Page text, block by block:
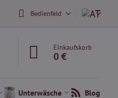
Bedienfeld
Einkaufskorb
0 €
Unterwäsche Blog